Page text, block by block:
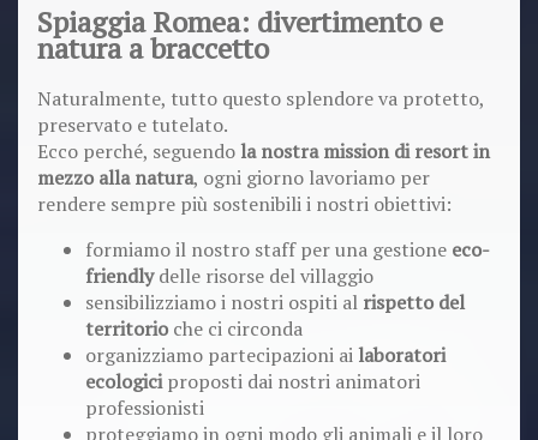
Spiaggia Romea: divertimento e
natura a braccetto
Naturalmente, tutto questo splendore va protetto,
preservato e tutelato.
Ecco perché, seguendola nostra mission di resort in
mezzo alla natura, ogni giorno lavoriamo per
rendere sempre più sostenibili i nostri obiettivi:
formiamo il nostro staff per una gestione eco-
friendlydelle risorse del villaggio
sensibilizziamo i nostri ospiti al rispetto del
territorio che ci circonda
organizziamo partecipazioni ailaboratori
ecologiciproposti dai nostri animatori
professionisti
proteggiamo in ogni modo gli animali e il loro